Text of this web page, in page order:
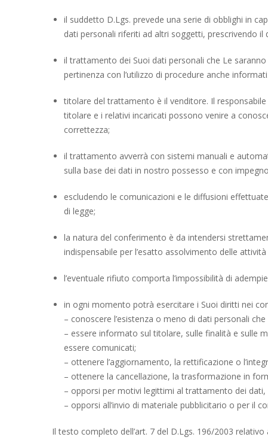
il suddetto D.Lgs. prevede una serie di obblighi in
dati personali riferiti ad altri soggetti, prescrivendo
il trattamento dei Suoi dati personali che Le
pertinenza con l’utilizzo di procedure anche
titolare del trattamento è il venditore. Il
titolare e i relativi incaricati possono venire a
correttezza;
il trattamento avverrà con sistemi manuali e
sulla base dei dati in nostro possesso e con
escludendo le comunicazioni e le diffusioni
di legge;
la natura del conferimento è da intendersi
indispensabile per l’esatto assolvimento delle
l’eventuale rifiuto comporta l’impossibilità di
in ogni momento potrà esercitare i Suoi diritti nei
– conoscere l’esistenza o meno di dati personali
– essere informato sul titolare, sulle finalità e sulle
essere comunicati;
– ottenere l’aggiornamento, la rettificazione o
– ottenere la cancellazione, la trasformazione in
– opporsi per motivi legittimi al trattamento dei dati,
– opporsi all’invio di materiale pubblicitario o per il
Il testo completo dell’art. 7 del D.Lgs. 196/2003